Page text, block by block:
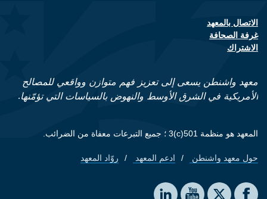
Footer contact links
الاتصال بالمعهد
غرفة الصحافة
الاشتراك
معهد واشنطن يسعى إلى تعزيز فهم متوازن وواقعي للمصالح
الأمريكية في الشرق الأوسط والنهوض بالسياسات التي تؤمّنها.
المعهد هو منظمة 501(c)3 ؛ جميع التبرعات معفاة من الضرائب.
Footer quick links
حول معهد واشنطن ادعم المعهد روّاد المعهد
Social media